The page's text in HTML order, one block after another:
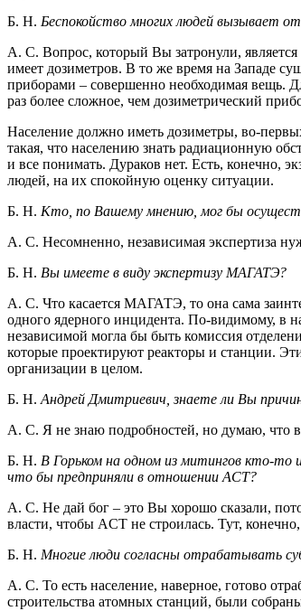
Б. Н. Беспокойство многих людей вызывает
А. С. Вопрос, который Вы затронули, является
имеет дозиметров. В то же время на Западе
приборами – совершенно необходимая вещь.
раз более сложное, чем дозиметрический
Население должно иметь дозиметры, во-
такая, что населению знать радиационную
и все понимать. Дураков нет. Есть, конечно,
людей, на их спокойную оценку ситуации.
Б. Н. Кто, по Вашему мнению, мог бы
А. С. Несомненно, независимая экспертиза
Б. Н. Вы имеете в виду экспертизу МАГАТЭ?
А. С. Что касается МАГАТЭ, то она сама
одного ядерного инцидента. По-видимому, в
независимой могла бы быть комиссия
которые проектируют реакторы и станции.
организации в целом.
Б. Н. Андрей Дмитриевич, знаете ли Вы
А. С. Я не знаю подробностей, но думаю, что
Б. Н. В Горьком на одном из митингов кто-то
что бы предприняли в отношении ACT?
А. С. Не дай бог – это Вы хорошо сказали,
власти, чтобы ACT не строилась. Тут,
Б. Н. Многие люди согласны отрабатывать
А. С. То есть население, наверное, готово
строительства атомных станций, были